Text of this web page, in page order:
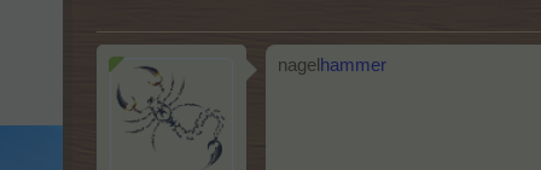
nagel hammer